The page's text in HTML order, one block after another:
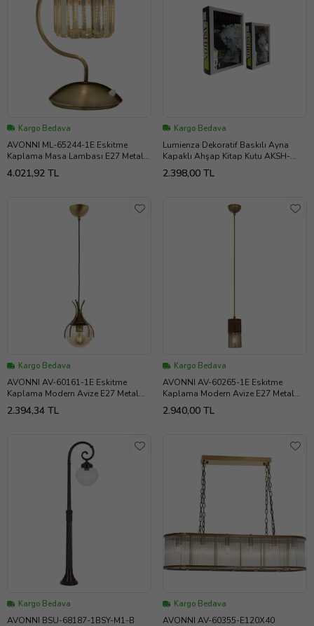
Kargo Bedava
AVONNI ML-65244-1E Eskitme
Kaplama Masa Lambası E27 Metal
Kristal 20x25cm
4.021,92 TL
Kargo Bedava
Lumienza Dekoratif Baskılı Ayna
Kapaklı Ahşap Kitap Kutu AKSH-
J1101-S2 SET (Çok Renkli)
2.398,00 TL
Kargo Bedava
AVONNI AV-60161-1E Eskitme
Kaplama Modern Avize E27 Metal
Cam 13cm
2.394,34 TL
Kargo Bedava
AVONNI AV-60265-1E Eskitme
Kaplama Modern Avize E27 Metal
Ahşap 9cm
2.940,00 TL
Kargo Bedava
AVONNI BSU-68187-1BSY-M1-B
Kargo Bedava
AVONNI AV-60355-E120X40